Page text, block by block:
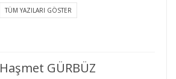
TÜM YAZILARI GÖSTER
Haşmet GÜRBÜZ